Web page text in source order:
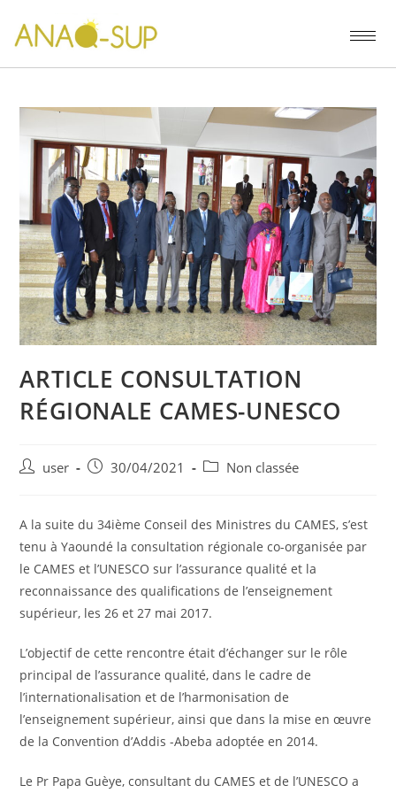
ARTICLE CONSULTATION
RÉGIONALE CAMES-UNESCO
user 30/04/2021 Non classée
A la suite du 34ième Conseil des Ministres du CAMES, s’est
tenu à Yaoundé la consultation régionale co-organisée par
le CAMES et l’UNESCO sur l’assurance qualité et la
reconnaissance des qualifications de l’enseignement
supérieur, les 26 et 27 mai 2017.
L’objectif de cette rencontre était d’échanger sur le rôle
principal de l’assurance qualité, dans le cadre de
l’internationalisation et de l’harmonisation de
l’enseignement supérieur, ainsi que dans la mise en œuvre
de la Convention d’Addis -Abeba adoptée en 2014.
Le Pr Papa Guèye, consultant du CAMES et de l’UNESCO a